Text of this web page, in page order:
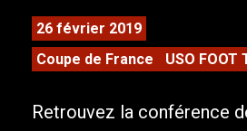
26 février 2019
Coupe de France
USO FOOT
Retrouvez la conférence